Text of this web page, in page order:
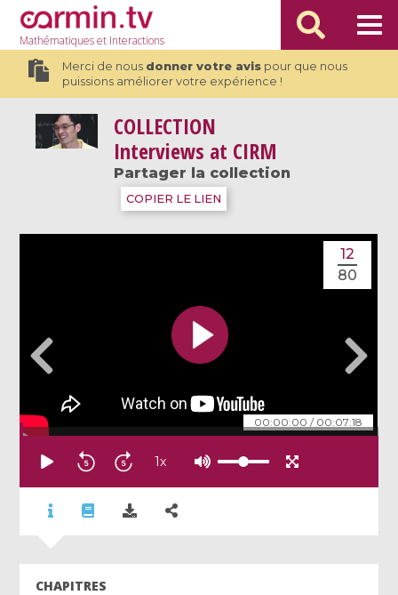
Mathématiqueset Interactions
Merci de nous donner votre avispour que nous
puissions améliorer votre expérience !
COLLECTION
Interviews at CIRM
Partager la collection
COPIER LE LIEN
00:00:00 / 00:07:18
12
80
1x
CHAPITRES